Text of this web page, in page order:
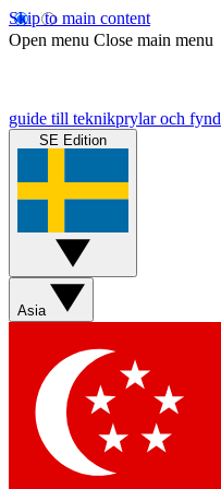
Skip to main content
Open menu Close main menu
guide till teknikprylar och fynd
SE Edition
Asia